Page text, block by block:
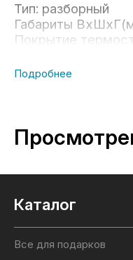
Тип: разборный
Габариты
Покрытие
Каталог
Все для подарков